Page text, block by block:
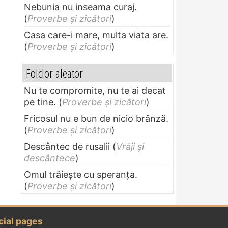
Nebunia nu inseama curaj.
(Proverbe și zicători)
Casa care-i mare, multa viata are.
(Proverbe și zicători)
Folclor aleator
Nu te compromite, nu te ai decat
pe tine. (Proverbe și zicători)
Fricosul nu e bun de nicio brânză.
(Proverbe și zicători)
Descântec de rusalii (Vrăji și
descântece)
Omul trăieşte cu speranţa.
(Proverbe și zicători)
pages